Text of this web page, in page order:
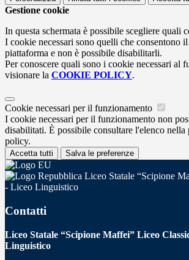
Gestione cookie
In questa schermata è possibile scegliere quali
I cookie necessari sono quelli che consentono
piattaforma e non è possibile disabilitarli.
Per conoscere quali sono i cookie necessari al
visionare la COOKIE POLICY.
Cookie necessari per il funzionamento
I cookie necessari per il funzionamento non
disabilitati. È possibile consultare l'elenco nella
policy.
Accetta tutti Salva le preferenze
Liceo Statale “Scipione
- Liceo Linguistico
Contatti
Liceo Statale “Scipione Maffei” Liceo
Linguistico